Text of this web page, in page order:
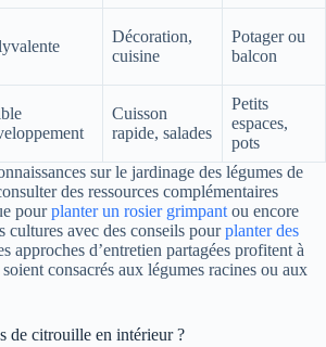
Décoration,
cuisine
Potager ou
balcon
Cuisson
rapide, salades
Petits
espaces,
pots
sur le jardinage des légumes de
des ressources complémentaires
pourplanter un rosier grimpant ou encore
cultures avec des conseils pourplanter des
approches d’entretien partagées profitent à
consacrés aux légumes racines ou aux
de citrouille en intérieur ?